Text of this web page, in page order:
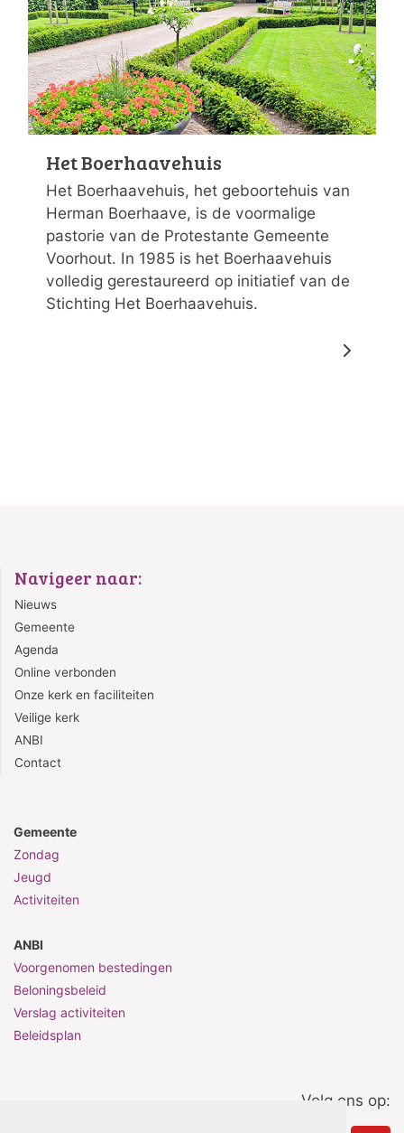
Het Boerhaavehuis
Het Boerhaavehuis, het geboortehuis van
Herman Boerhaave, is de voormalige
pastorie van de Protestante Gemeente
Voorhout. In 1985 is het Boerhaavehuis
volledig gerestaureerd op initiatief van de
Stichting Het Boerhaavehuis.
Navigeer naar:
Nieuws
Gemeente
Agenda
Online verbonden
Onze kerk en faciliteiten
Veilige kerk
ANBI
Contact
Gemeente
Zondag
Jeugd
Activiteiten
ANBI
Voorgenomen bestedingen
Beloningsbeleid
Verslag activiteiten
Beleidsplan
Volg ons op: